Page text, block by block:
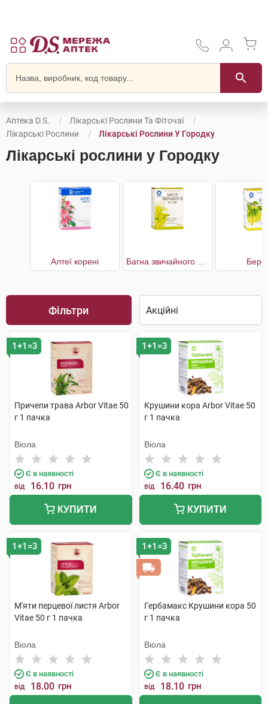
Аптека D.S.
Лікарські Рослини Та Фіточаї
Лікарські Рослини
Лікарські Рослини У Городку
Лікарські рослини у Городку
Алтеї корені
Фільтри
1+1=3
Причепи трава Arbor Vitae 50
г 1 пачка
Віола
Є в наявності
від 16.10 грн
КУПИТИ
1+1=3
Крушини кора Arbor Vitae 50
г 1 пачка
Віола
Є в наявності
від 16.40 грн
КУПИТИ
1+1=3
М'яти перцевої листя Arbor
Vitae 50 г 1 пачка
Віола
Є в наявності
від 18.00 грн
1+1=3
Гербамакс Крушини кора 50
г 1 пачка
Віола
Є в наявності
від 18.10 грн